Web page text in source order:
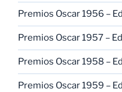
Premios Oscar 1956 –
Premios Oscar 1957 –
Premios Oscar 1958 –
Premios Oscar 1959 –